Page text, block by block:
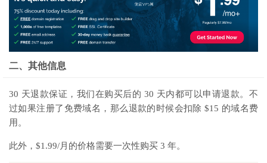
二、其他信息
30 天退款保证，我们在购买后的 30 天内都可以申请退款。不
过如果注册了免费域名，那么退款的时候会扣除 $15 的域名费
用。
此外，$1.99/月的价格需要一次性购买 3 年。